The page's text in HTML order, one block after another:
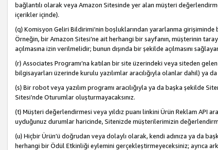
bağlantılı olarak veya Amazon Sitesinde yer alan müşteri
içerikler içinde).
(q) Komisyon Geliri Bildirimi’nin boşluklarından yararlanma
Örneğin, bir Amazon Sitesi’ne ait herhangi bir sayfanın, müşterinin
açılmasına izin verilmelidir; bunun dışında bir şekilde açılmasını
(r) Associates Programı’na katılan bir site üzerindeki veya siteden
bilgisayarları üzerinde kurulu yazılımlar aracılığıyla olanlar dahil) ya
(s) Bir robot veya yazılım programı aracılığıyla ya da başka şekilde
Sitesi’nde Oturumlar oluşturmayacaksınız.
(t) Müşteri değerlendirmesi veya yıldız puanı linkini Ürün Reklam API
uyduğunuz durumlar haricinde, Sitenizde müşterilerimizin
(u) Hiçbir Ürün’ü doğrudan veya dolaylı olarak, kendi adınıza ya da
herhangi bir Ödül Etkinliği eylemini gerçekleştirmeyeceksiniz; ayrıca